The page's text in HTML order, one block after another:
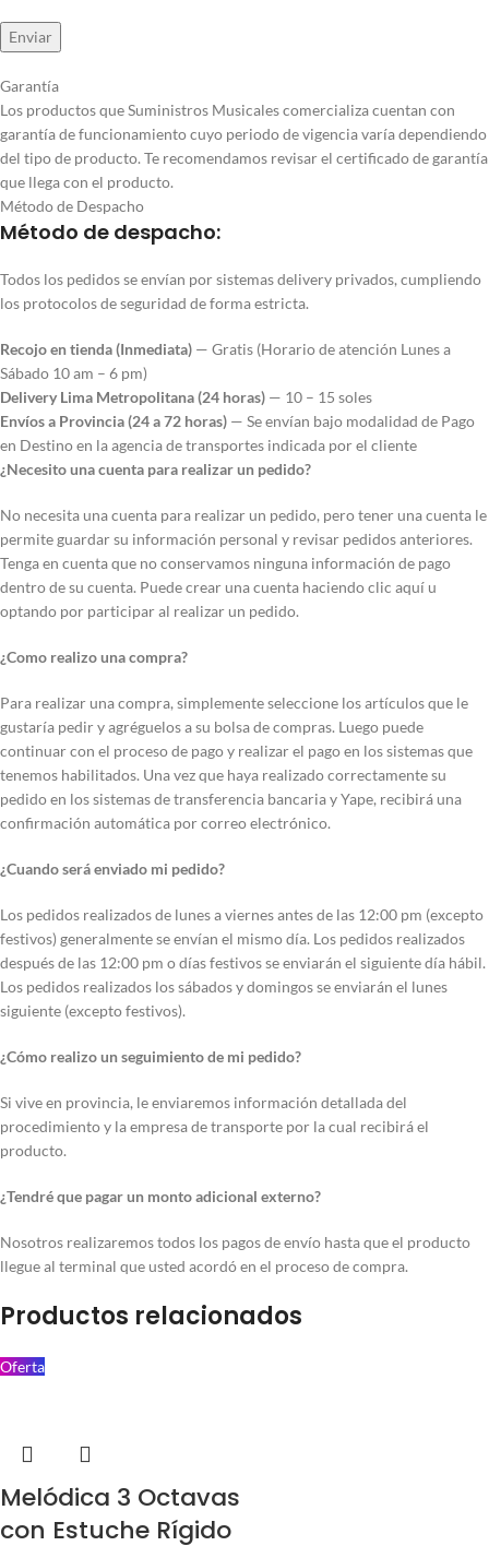
Garantía
Los productos que Suministros Musicales comercializa cuentan con
garantía de funcionamiento cuyo periodo de vigencia varía dependiendo
del tipo de producto. Te recomendamos revisar el certificado de garantía
que llega con el producto.
Método de Despacho
Método de despacho:
Todos los pedidos se envían por sistemas delivery privados, cumpliendo
los protocolos de seguridad de forma estricta.
Recojo en tienda (Inmediata) — Gratis (Horario de atención Lunes a
Sábado 10 am – 6 pm)
Delivery Lima Metropolitana (24 horas) — 10 – 15 soles
Envíos a Provincia (24 a 72 horas) — Se envían bajo modalidad de Pago
en Destino en la agencia de transportes indicada por el cliente
¿Necesito una cuenta para realizar un pedido?
No necesita una cuenta para realizar un pedido, pero tener una cuenta le
permite guardar su información personal y revisar pedidos anteriores.
Tenga en cuenta que no conservamos ninguna información de pago
dentro de su cuenta. Puede crear una cuenta haciendo clic aquí u
optando por participar al realizar un pedido.
¿Como realizo una compra?
Para realizar una compra, simplemente seleccione los artículos que le
gustaría pedir y agréguelos a su bolsa de compras. Luego puede
continuar con el proceso de pago y realizar el pago en los sistemas que
tenemos habilitados. Una vez que haya realizado correctamente su
pedido en los sistemas de transferencia bancaria y Yape, recibirá una
confirmación automática por correo electrónico.
¿Cuando será enviado mi pedido?
Los pedidos realizados de lunes a viernes antes de las 12:00 pm (excepto
festivos) generalmente se envían el mismo día. Los pedidos realizados
después de las 12:00 pm o días festivos se enviarán el siguiente día hábil.
Los pedidos realizados los sábados y domingos se enviarán el lunes
siguiente (excepto festivos).
¿Cómo realizo un seguimiento de mi pedido?
Si vive en provincia, le enviaremos información detallada del
procedimiento y la empresa de transporte por la cual recibirá el
producto.
¿Tendré que pagar un monto adicional externo?
Nosotros realizaremos todos los pagos de envío hasta que el producto
llegue al terminal que usted acordó en el proceso de compra.
Productos relacionados
Oferta
Melódica 3 Octavas
con Estuche Rígido